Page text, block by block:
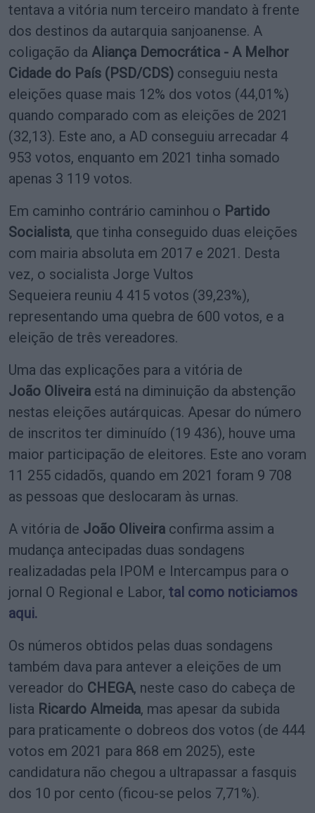
tentava a vitória num terceiro mandato à frente
dos destinos da autarquia sanjoanense. A
coligação da Aliança Democrática - A Melhor
Cidade do País (PSD/CDS) conseguiu nesta
eleições quase mais 12% dos votos (44,01%)
quando comparado com as eleições de 2021
(32,13). Este ano, a AD conseguiu arrecadar 4
953 votos, enquanto em 2021 tinha somado
apenas 3 119 votos.
Em caminho contrário caminhou o Partido
Socialista, que tinha conseguido duas eleições
com mairia absoluta em 2017 e 2021. Desta
vez, o socialista Jorge Vultos
Sequeiera reuniu 4 415 votos (39,23%),
representando uma quebra de 600 votos, e a
eleição de três vereadores.
Uma das explicações para a vitória de
João Oliveira está na diminuição da abstenção
nestas eleições autárquicas. Apesar do número
de inscritos ter diminuído (19 436), houve uma
maior participação de eleitores. Este ano voram
11 255 cidadõs, quando em 2021 foram 9 708
as pessoas que deslocaram às urnas.
A vitória de João Oliveira confirma assim a
mudança antecipadas duas sondagens
realizadadas pela IPOM e Intercampus para o
jornal O Regional e Labor, tal como noticiamos
aqui.
Os números obtidos pelas duas sondagens
também dava para antever a eleições de um
vereador do CHEGA, neste caso do cabeça de
lista Ricardo Almeida, mas apesar da subida
para praticamente o dobreos dos votos (de 444
votos em 2021 para 868 em 2025), este
candidatura não chegou a ultrapassar a fasquis
dos 10 por cento (ficou-se pelos 7,71%).